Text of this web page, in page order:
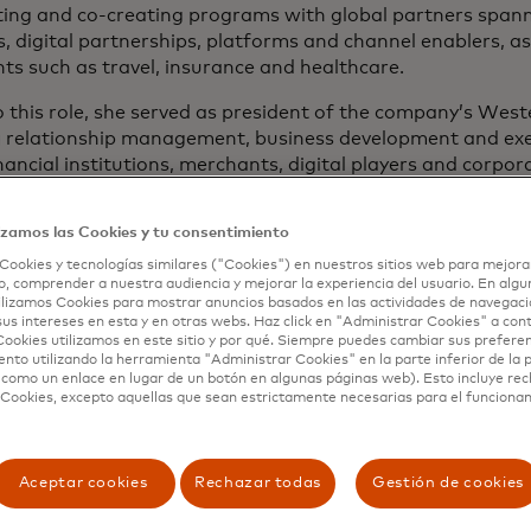
and co-creating programs with global partners
digital partnerships, platforms and channel enablers,
such as travel, insurance and healthcare.
this role, she served as president of the company’s
relationship management, business development and
institutions, merchants, digital players and
her tenure with the company, Eimear led the consumer
& Ireland division, following work with the European
has more than 20 years of experience spanning financial
Prior to joining Mastercard, she was at Alvarez &
banks. Before that, she held various roles with Allied
New York.
holds a Bachelor of Commerce degree from the National
Galway and a Master of Business Administration from
las Cookies y tu consentimiento
y tecnologías similares ("Cookies") en nuestros sitios web para
comprender a nuestra audiencia y mejorar la experiencia del usuario. En
Cookies para mostrar anuncios basados ​​en las actividades de
intereses en esta y en otras webs. Haz click en "Administrar Cookies" a
utilizamos en este sitio y por qué. Siempre puedes cambiar sus
utilizando la herramienta "Administrar Cookies" en la parte inferior de la
un enlace en lugar de un botón en algunas páginas web). Esto incluye
excepto aquellas que sean estrictamente necesarias para el
Aceptar cookies Rechazar todas Gestión de cookies